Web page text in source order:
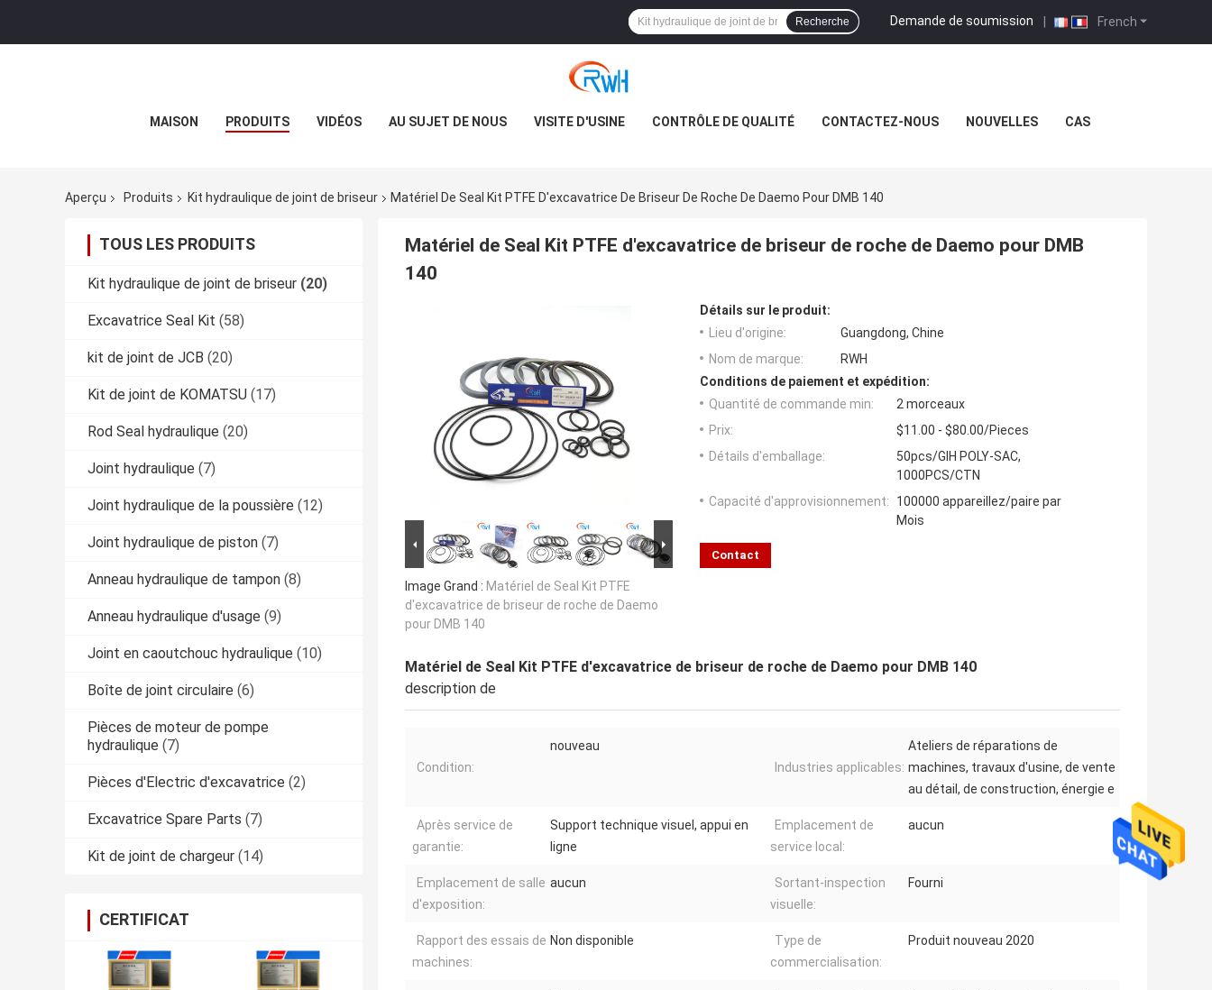
French
Demande de soumission |
Recherche
MAISON PRODUITS VIDÉOS AU SUJET DE NOUS VISITE D'USINE CONTRÔLE DE QUALITÉ CONTACTEZ-NOUS NOUVELLES CAS
Aperçu Produits Kit hydraulique de joint de briseur Matériel De Seal Kit PTFE D'excavatrice De Briseur De Roche De Daemo Pour DMB 140
TOUS LES PRODUITS
Kit hydraulique de joint de briseur (20)
Excavatrice Seal Kit (58)
kit de joint de JCB (20)
Kit de joint de KOMATSU (17)
Rod Seal hydraulique (20)
Joint hydraulique (7)
Joint hydraulique de la poussière (12)
Joint hydraulique de piston (7)
Anneau hydraulique de tampon (8)
Anneau hydraulique d'usage (9)
Joint en caoutchouc hydraulique (10)
Boîte de joint circulaire (6)
Pièces de moteur de pompe
hydraulique (7)
Pièces d'Electric d'excavatrice (2)
Excavatrice Spare Parts (7)
Kit de joint de chargeur (14)
CERTIFICAT
Matériel de Seal Kit PTFE d'excavatrice de briseur de roche de Daemo pour DMB
140
Image Grand : Matériel de Seal Kit PTFE
d'excavatrice de briseur de roche de Daemo
pour DMB 140
Détails sur le produit:
Lieu d'origine:
Guangdong, Chine
Nom de marque:
RWH
Conditions de paiement et expédition:
Quantité de commande min:
2 morceaux
Prix:
$11.00 - $80.00/Pieces
Détails d'emballage:
50pcs/GIH POLY-SAC,
1000PCS/CTN
Capacité d'approvisionnement:
100000 appareillez/paire par
Mois
Contact
Matériel de Seal Kit PTFE d'excavatrice de briseur de roche de Daemo pour DMB 140
description de
Condition:
nouveau
Industries applicables:
Ateliers de réparations de
machines, travaux d'usine, de vente
au détail, de construction, énergie e
Après service de
garantie:
Support technique visuel, appui en
ligne
Emplacement de
service local:
aucun
Emplacement de salle
d'exposition:
aucun
Sortant-inspection
visuelle:
Fourni
Rapport des essais de
machines:
Non disponible
Type de
commercialisation:
Produit nouveau 2020